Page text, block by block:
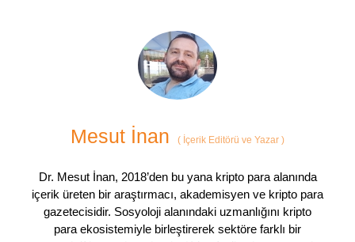
Mesut İnan ( İçerik Editörü ve Yazar )
Dr. Mesut İnan, 2018’den bu yana kripto para alanında
içerik üreten bir araştırmacı, akademisyen ve kripto para
gazetecisidir. Sosyoloji alanındaki uzmanlığını kripto
para ekosistemiyle birleştirerek sektöre farklı bir